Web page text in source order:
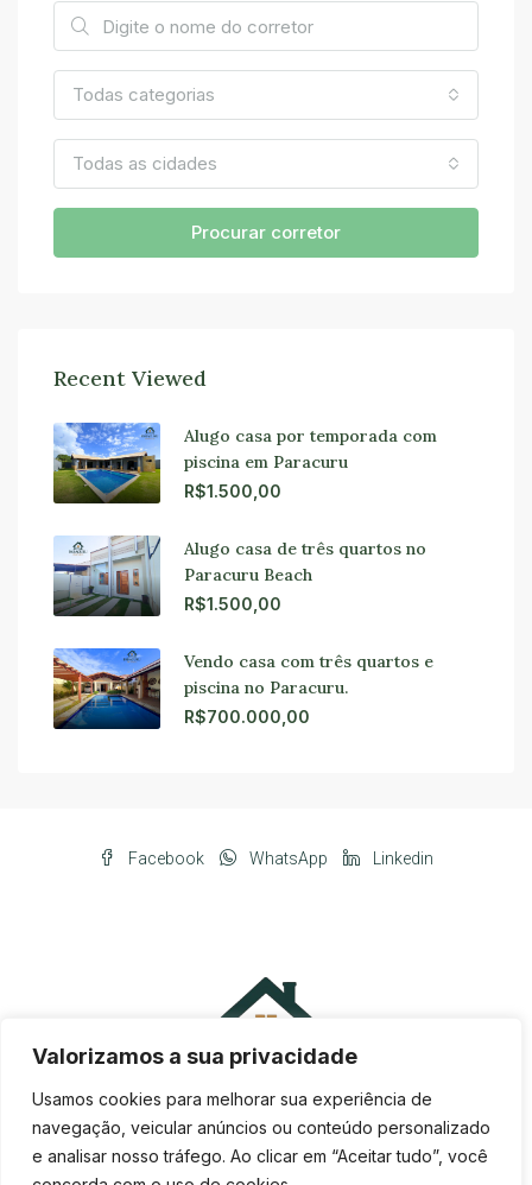
Valorizamos a sua privacidade
Usamos cookies para melhorar sua experiência de
navegação, veicular anúncios ou conteúdo personalizado
e analisar nosso tráfego. Ao clicar em “Aceitar tudo”, você
Todas categorias
Todas as cidades
Procurar corretor
Recent Viewed
Alugo casa por temporada com
piscina em Paracuru
R$1.500,00
Alugo casa de três quartos no
Paracuru Beach
R$1.500,00
Vendo casa com três quartos e
piscina no Paracuru.
R$700.000,00
Facebook WhatsApp Linkedin